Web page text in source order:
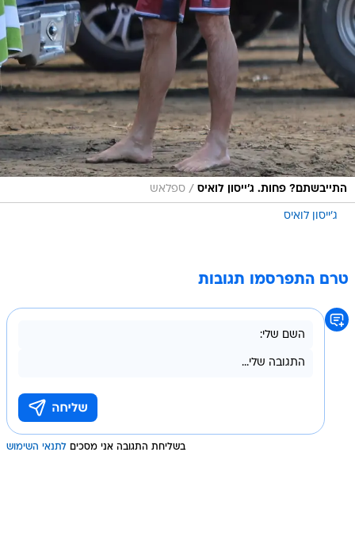
התייבשתם? פחות. ג'ייסון לואיס / ספלאש
ג'ייסון לואיס
טרם התפרסמו תגובות
בשליחת התגובה אני מסכים לתנאי השימוש